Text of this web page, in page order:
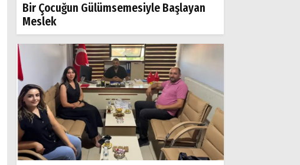
Bir Çocuğun Gülümsemesiyle Başlayan
Meslek